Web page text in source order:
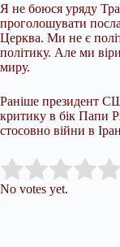
Я не боюся уряду
проголошувати
Церква. Ми не є
політику. Але ми
миру.
Раніше президент
критику в бік Папи
стосовно війни в
Rate this item:
No votes yet.